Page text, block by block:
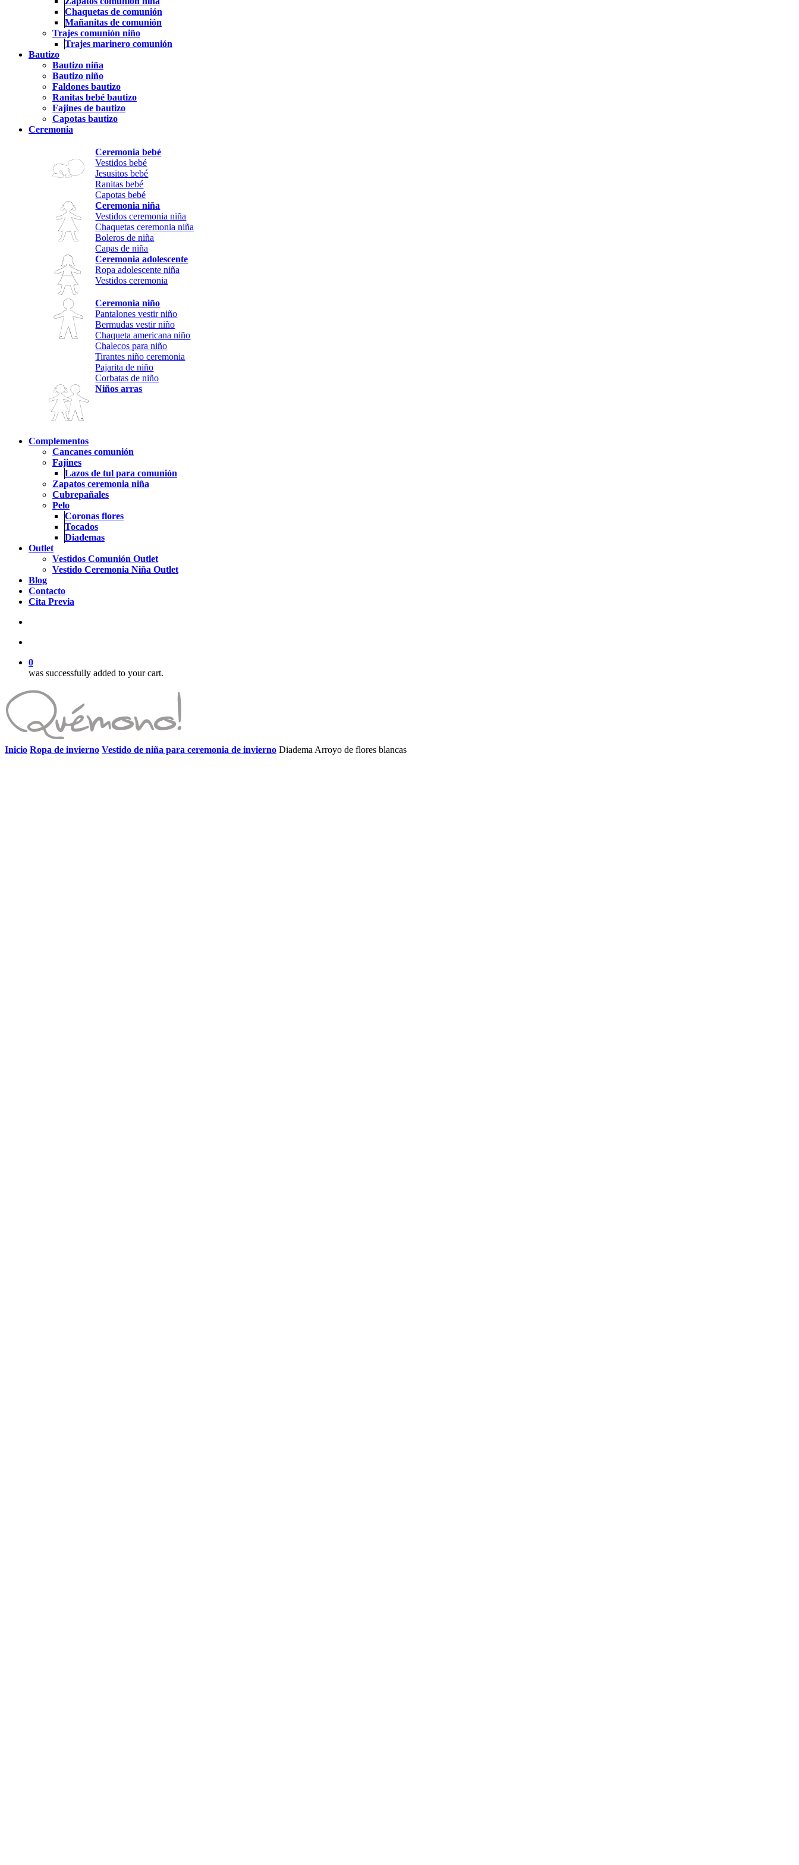
Chaquetas de comunión
Mañanitas de comunión
Trajes comunión niño
Trajes marinero comunión
Bautizo
Bautizo niña
Bautizo niño
Faldones bautizo
Ranitas bebé bautizo
Fajines de bautizo
Capotas bautizo
Ceremonia
Ceremonia bebé
Vestidos bebé
Jesusitos bebé
Ranitas bebé
Capotas bebé
Ceremonia niña
Vestidos ceremonia niña
Chaquetas ceremonia niña
Boleros de niña
Capas de niña
Ceremonia adolescente
Ropa adolescente niña
Vestidos ceremonia
Ceremonia niño
Pantalones vestir niño
Bermudas vestir niño
Chaqueta americana niño
Chalecos para niño
Tirantes niño ceremonia
Pajarita de niño
Corbatas de niño
Niños arras
Complementos
Cancanes comunión
Fajines
Lazos de tul para comunión
Zapatos ceremonia niña
Cubrepañales
Pelo
Coronas flores
Tocados
Diademas
Outlet
Vestidos Comunión Outlet
Vestido Ceremonia Niña Outlet
Blog
Contacto
Cita Previa
0
was successfully added to your cart.
Inicio Ropa de invierno Vestido de niña para ceremonia de invierno Diadema Arroyo de flores blancas